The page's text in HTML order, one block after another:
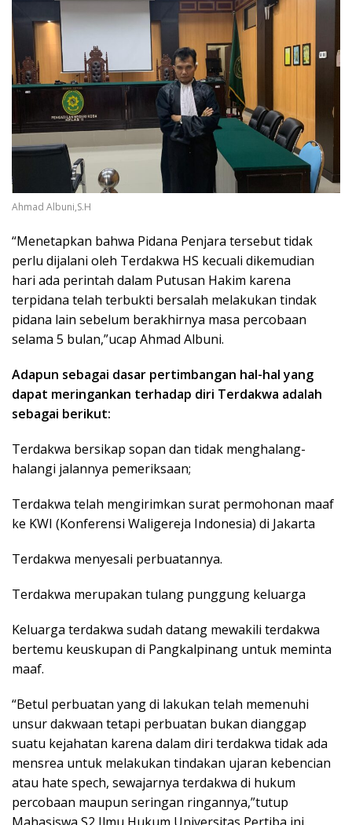
Ahmad Albuni,S.H
“Menetapkan bahwa Pidana Penjara tersebut tidak
perlu dijalani oleh Terdakwa HS kecuali dikemudian
hari ada perintah dalam Putusan Hakim karena
terpidana telah terbukti bersalah melakukan tindak
pidana lain sebelum berakhirnya masa percobaan
selama 5 bulan,”ucap Ahmad Albuni.
Adapun sebagai dasar pertimbangan hal-hal yang
dapat meringankan terhadap diri Terdakwa adalah
sebagai berikut:
Terdakwa bersikap sopan dan tidak menghalang-
halangi jalannya pemeriksaan;
Terdakwa telah mengirimkan surat permohonan maaf
ke KWI (Konferensi Waligereja Indonesia) di Jakarta
Terdakwa menyesali perbuatannya.
Terdakwa merupakan tulang punggung keluarga
Keluarga terdakwa sudah datang mewakili terdakwa
bertemu keuskupan di Pangkalpinang untuk meminta
maaf.
“Betul perbuatan yang di lakukan telah memenuhi
unsur dakwaan tetapi perbuatan bukan dianggap
suatu kejahatan karena dalam diri terdakwa tidak ada
mensrea untuk melakukan tindakan ujaran kebencian
atau hate spech, sewajarnya terdakwa di hukum
percobaan maupun seringan ringannya,”tutup